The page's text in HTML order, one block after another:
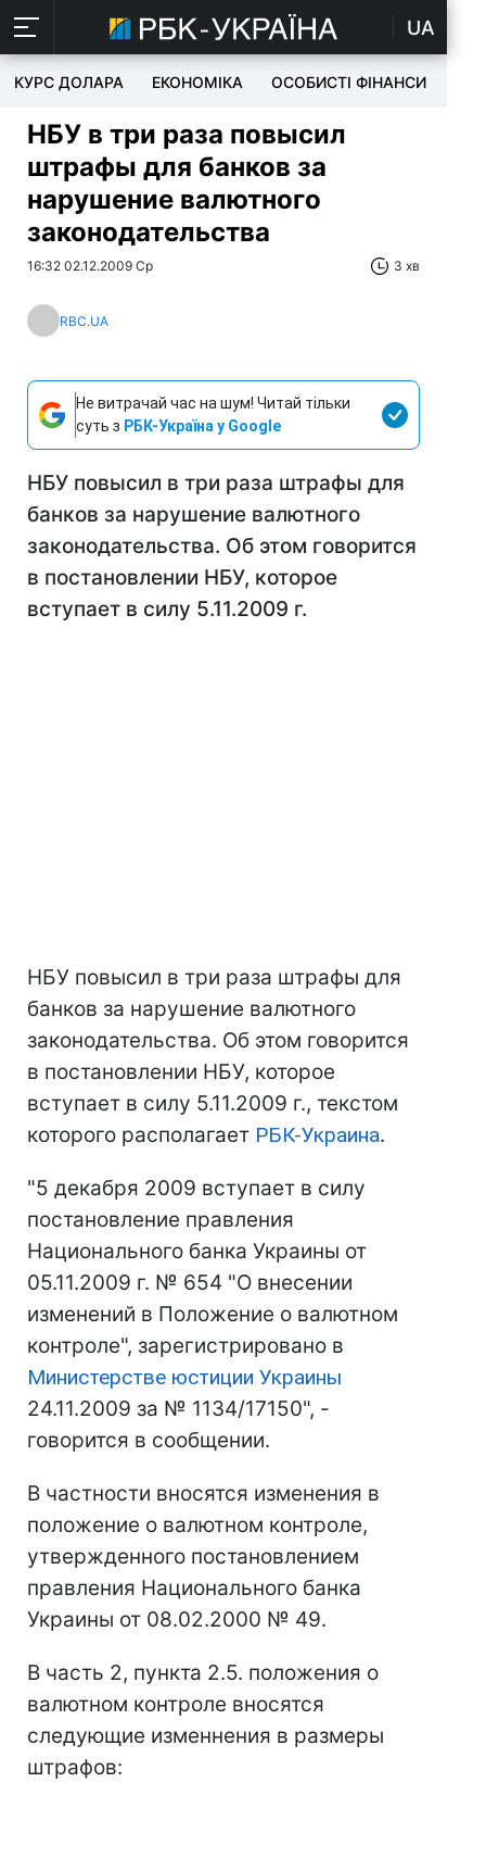
UA
КУРС ДОЛАРА ЕКОНОМІКА ОСОБИСТІ ФІНАНСИ
НБУ в три раза повысил
штрафы для банков за
нарушение валютного
законодательства
16:32 02.12.2009 Ср 3 хв
RBC.UA
Не витрачай час на шум! Читай тільки
суть з РБК-Україна у Google
НБУ повысил в три раза штрафы для
банков за нарушение валютного
законодательства. Об этом говорится
в постановлении НБУ, которое
вступает в силу 5.11.2009 г.
НБУ повысил в три раза штрафы для
банков за нарушение валютного
законодательства. Об этом говорится
в постановлении НБУ, которое
вступает в силу 5.11.2009 г., текстом
которого располагает РБК-Украина.
"5 декабря 2009 вступает в силу
постановление правления
Национального банка Украины от
05.11.2009 г. № 654 "О внесении
изменений в Положение о валютном
контроле", зарегистрировано в
Министерстве юстиции Украины
24.11.2009 за № 1134/17150", -
говорится в сообщении.
В частности вносятся изменения в
положение о валютном контроле,
утвержденного постановлением
правления Национального банка
Украины от 08.02.2000 № 49.
В часть 2, пункта 2.5. положения о
валютном контроле вносятся
следующие изменнения в размеры
штрафов: